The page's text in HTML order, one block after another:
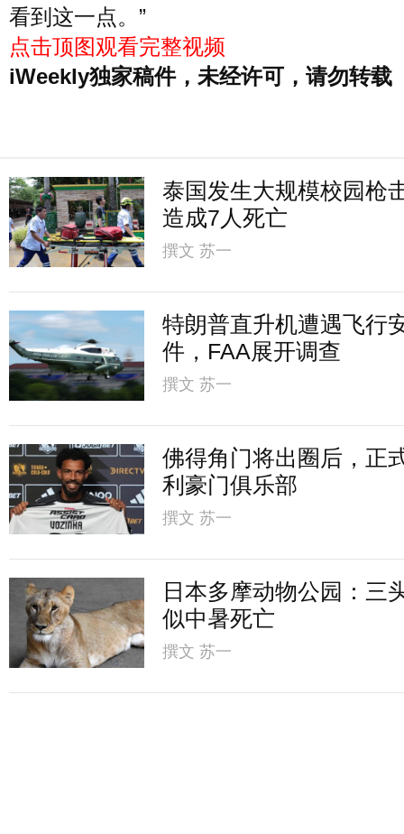
看到这一点。”
点击顶图观看完整视频
iWeekly独家稿件，未经许可，请勿转载
泰国发生大规模校园枪
造成7人死亡
撰文 苏一
特朗普直升机遭遇飞行
件，FAA展开调查
撰文 苏一
佛得角门将出圈后，正
利豪门俱乐部
撰文 苏一
日本多摩动物公园：三
似中暑死亡
撰文 苏一